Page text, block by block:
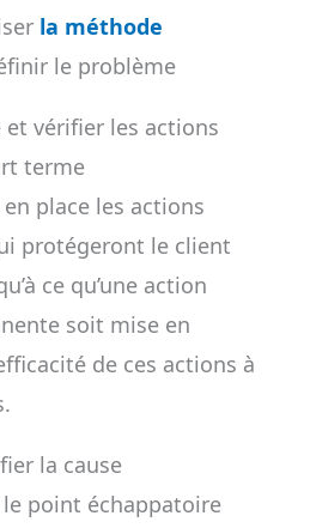
la méthode
le problème
et vérifier les actions
terme
place les actions
protégeront le client
ce qu’une action
soit mise en
de ces actions à
la cause
point échappatoire